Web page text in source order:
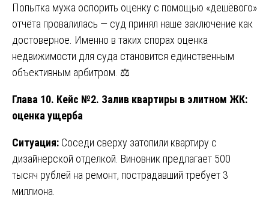
Попытка мужа оспорить оценку с помощью «дешёвого»
отчёта провалилась — суд принял наше заключение как
достоверное. Именно в таких спорах оценка
недвижимости для суда становится единственным
объективным арбитром. ⚖️
Глава 10. Кейс №2. Залив квартиры в элитном ЖК:
оценка ущерба
Ситуация: Соседи сверху затопили квартиру с
дизайнерской отделкой. Виновник предлагает 500
тысяч рублей на ремонт, пострадавший требует 3
миллиона.